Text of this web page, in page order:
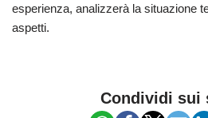
esperienza, analizzerà la situazione
aspetti.
Condividi sui